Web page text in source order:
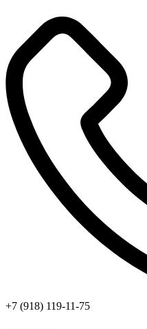
+7 (918) 119-11-75